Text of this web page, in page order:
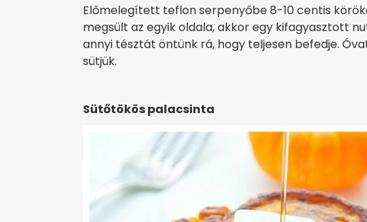
Előmelegített teflon serpenyőbe 8-10 centis
megsült az egyik oldala, akkor egy kifagyasztott
annyi tésztát öntünk rá, hogy teljesen befedje.
sütjük.
Sütőtökös palacsinta